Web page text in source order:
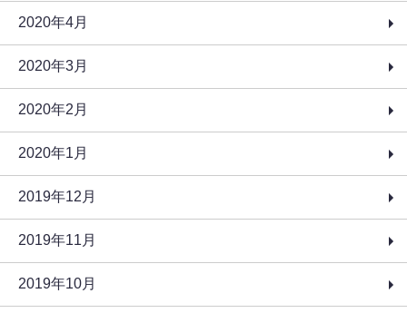
2020年4月
2020年3月
2020年2月
2020年1月
2019年12月
2019年11月
2019年10月